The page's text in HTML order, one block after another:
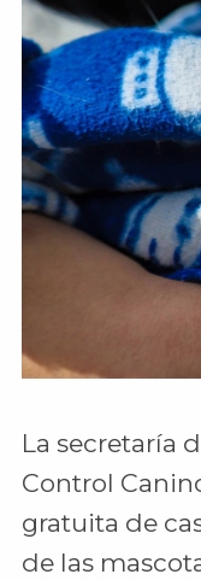
La secretaría
Control
gratuita de
de las